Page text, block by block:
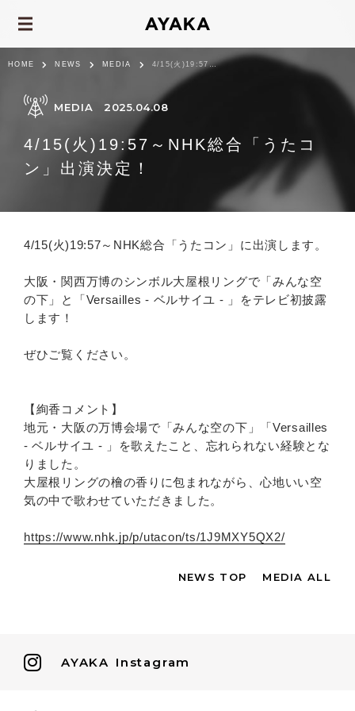
HOME NEWS MEDIA 4/15(火)19:57～NHK総合「うたコン」出演決定！
MEDIA 2025.04.08
4/15(火)19:57～NHK総合「うたコ
ン」出演決定！
4/15(火)19:57～NHK総合「うたコン」に出演します。
大阪・関西万博のシンボル大屋根リングで「みんな空
の下」と「Versailles - ベルサイユ - 」をテレビ初披露
します！
ぜひご覧ください。
【絢香コメント】
地元・大阪の万博会場で「みんな空の下」「Versailles
- ベルサイユ - 」を歌えたこと、忘れられない経験とな
りました。
大屋根リングの檜の香りに包まれながら、心地いい空
気の中で歌わせていただきました。
https://www.nhk.jp/p/utacon/ts/1J9MXY5QX2/
NEWS TOP MEDIA ALL
AYAKA Instagram